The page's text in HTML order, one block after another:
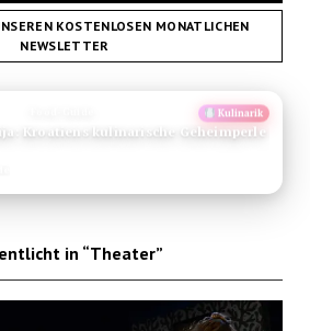
KOSTENLOSEN MONATLICHEN
NEWSLETTER
Kulinarik
Kroatiens kulinarische Geheimperle
in “Theater”